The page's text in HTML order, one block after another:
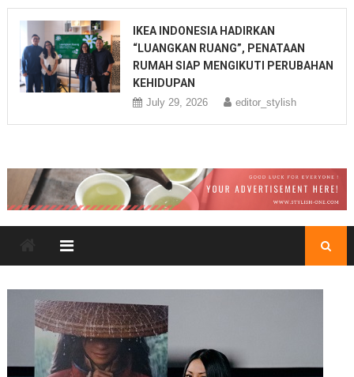
IKEA INDONESIA HADIRKAN
“LUANGKAN RUANG”, PENATAAN
RUMAH SIAP MENGIKUTI PERUBAHAN
KEHIDUPAN
July 29, 2026 editor_stylish